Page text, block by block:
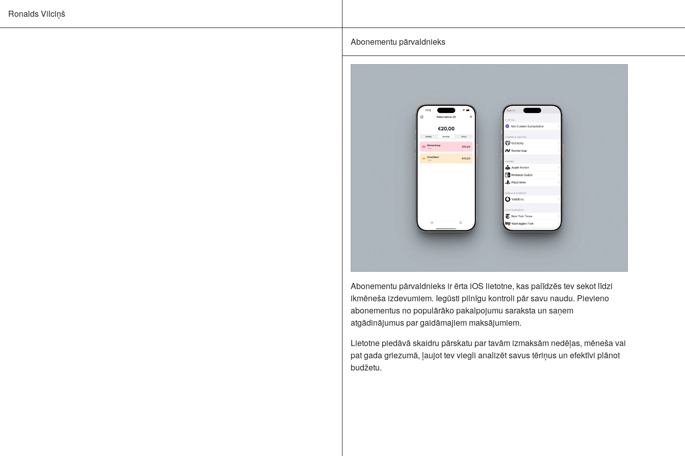
Ronalds Vilciņš
Abonementu pārvaldnieks
Abonementu pārvaldnieks ir ērta iOS lietotne, kas palīdzēs tev sekot līdzi
ikmēneša izdevumiem. Iegūsti pilnīgu kontroli pār savu naudu. Pievieno
abonementus no populārāko pakalpojumu saraksta un saņem
atgādinājumus par gaidāmajiem maksājumiem.
Lietotne piedāvā skaidru pārskatu par tavām izmaksām nedēļas, mēneša vai
pat gada griezumā, ļaujot tev viegli analizēt savus tēriņus un efektīvi plānot
budžetu.